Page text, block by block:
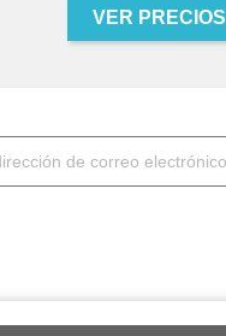
VER PRECIOS